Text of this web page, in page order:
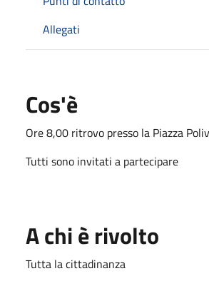
Allegati
Cos'è
Ore 8,00 ritrovo presso la Piazza
Tutti sono invitati a partecipare
A chi è rivolto
Tutta la cittadinanza